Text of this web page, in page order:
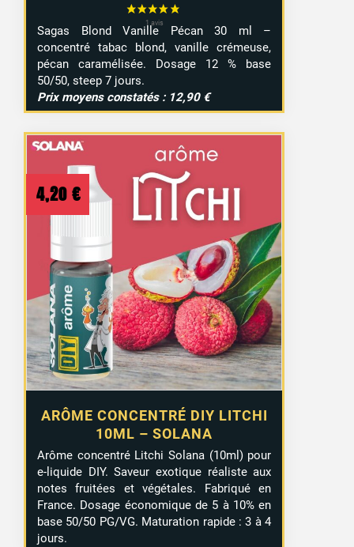
Sagas Blond Vanille Pécan 30 ml –
concentré tabac blond, vanille crémeuse,
pécan caramélisée. Dosage 12 % base
50/50, steep 7 jours.
Prix moyens constatés : 12,90 €
ARÔME CONCENTRÉ DIY LITCHI
10ML – SOLANA
4,20 €
Arôme concentré Litchi Solana (10ml) pour
e-liquide DIY. Saveur exotique réaliste aux
notes fruitées et végétales. Fabriqué en
France. Dosage économique de 5 à 10% en
base 50/50 PG/VG. Maturation rapide : 3 à 4
jours.